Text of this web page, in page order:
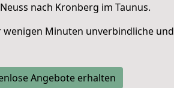
nach Kronberg im Taunus.
wenigen Minuten unverbindliche und
Angebote erhalten